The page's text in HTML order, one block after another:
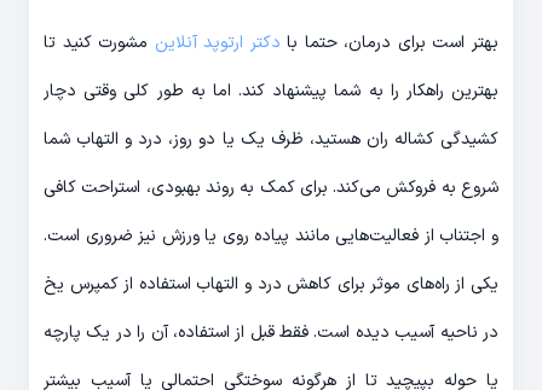
بهتر است برای درمان، حتما با دکتر ارتوپد آنلاین مشورت کنید تا
بهترین راهکار را به شما پیشنهاد کند. اما به طور کلی وقتی دچار
کشیدگی کشاله ران هستید، ظرف یک یا دو روز، درد و التهاب شما
شروع به فروکش می‌کند. برای کمک به روند بهبودی، استراحت کافی
و اجتناب از فعالیت‌هایی مانند پیاده روی یا ورزش نیز ضروری است.
یکی از راه‌های موثر برای کاهش درد و التهاب استفاده از کمپرس یخ
در ناحیه آسیب دیده است. فقط قبل از استفاده، آن را در یک پارچه
یا حوله بپیچید تا از هرگونه سوختگی احتمالی یا آسیب بیشتر